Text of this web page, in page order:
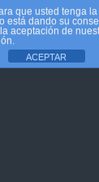
que usted tenga
está dando su
aceptación de
ACEPTAR